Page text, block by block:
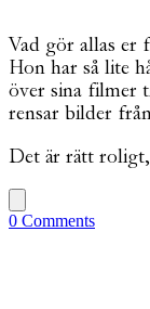
Vad gör allas er
Hon har så lite
över sina filmer
rensar bilder
Det är rätt roligt,
0 Comments